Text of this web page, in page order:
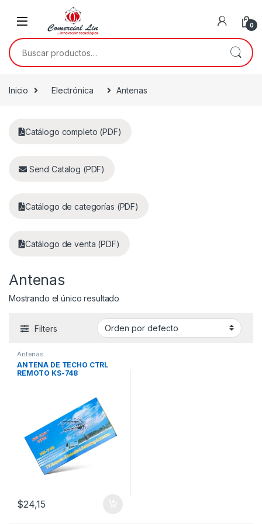
0
Inicio Electrónica Antenas
Catálogo completo (PDF)
Send Catalog (PDF)
Catálogo de categorías (PDF)
Catálogo de venta (PDF)
Antenas
Mostrando el único resultado
Filters
Antenas
ANTENA DE TECHO CTRL
REMOTO KS-748
$24,15